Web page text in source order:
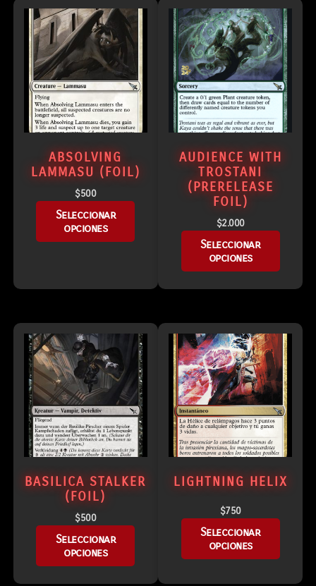
ABSOLVING
LAMMASU (FOIL)
$500
Seleccionar
opciones
AUDIENCE WITH
TROSTANI
(PRERELEASE
FOIL)
$2.000
Seleccionar
opciones
BASILICA STALKER
(FOIL)
$500
Seleccionar
opciones
LIGHTNING HELIX
$750
Seleccionar
opciones